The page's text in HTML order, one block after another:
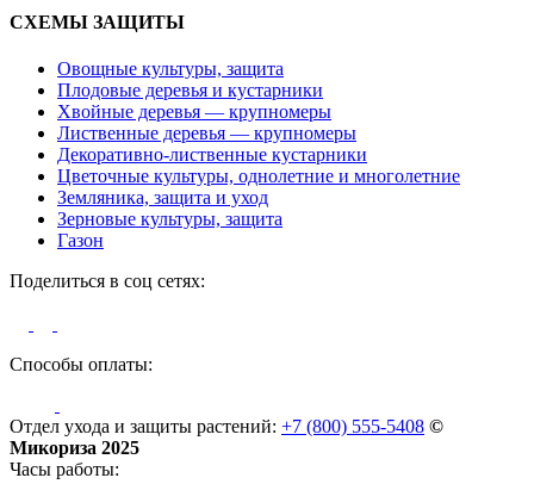
СХЕМЫ ЗАЩИТЫ
Овощные культуры, защита
Плодовые деревья и кустарники
Хвойные деревья — крупномеры
Лиственные деревья — крупномеры
Декоративно-лиственные кустарники
Цветочные культуры, однолетние и многолетние
Земляника, защита и уход
Зерновые культуры, защита
Газон
Поделиться в соц сетях:
Способы оплаты:
Отдел ухода и защиты растений: +7 (800) 555-5408 ©
Микориза 2025
Часы работы: